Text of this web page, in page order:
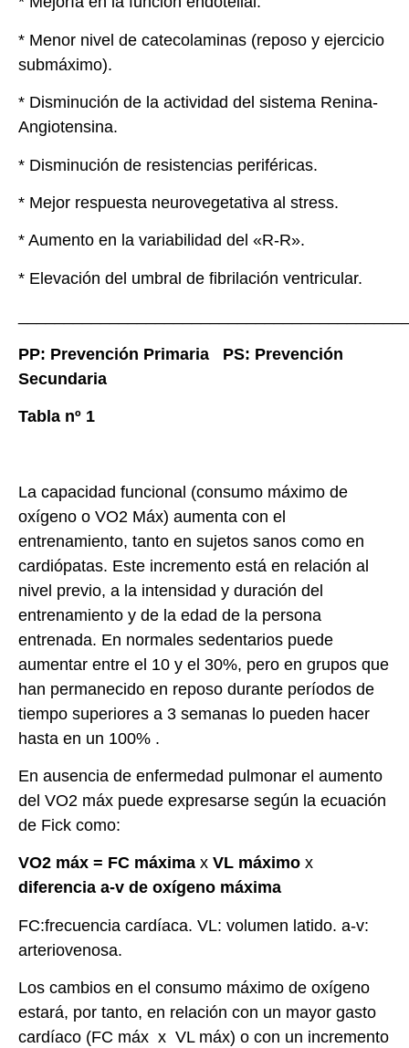
* Menor nivel de catecolaminas (reposo y ejercicio
submáximo).
* Disminución de la actividad del sistema Renina-
Angiotensina.
* Disminución de resistencias periféricas.
* Mejor respuesta neurovegetativa al stress.
* Aumento en la variabilidad del «R-R».
* Elevación del umbral de fibrilación ventricular.
PP: Prevención Primaria PS: Prevención
Secundaria
Tabla nº 1
La capacidad funcional (consumo máximo de
oxígeno o VO2 Máx) aumenta con el
entrenamiento, tanto en sujetos sanos como en
cardiópatas. Este incremento está en relación al
nivel previo, a la intensidad y duración del
entrenamiento y de la edad de la persona
entrenada. En normales sedentarios puede
aumentar entre el 10 y el 30%, pero en grupos que
han permanecido en reposo durante períodos de
tiempo superiores a 3 semanas lo pueden hacer
hasta en un 100% .
En ausencia de enfermedad pulmonar el aumento
del VO2 máx puede expresarse según la ecuación
de Fick como:
VO2 máx = FC máxima x VL máximo x
diferencia a-v de oxígeno máxima
FC:frecuencia cardíaca. VL: volumen latido. a-v:
arteriovenosa.
Los cambios en el consumo máximo de oxígeno
estará, por tanto, en relación con un mayor gasto
cardíaco (FC máx x VL máx) o con un incremento